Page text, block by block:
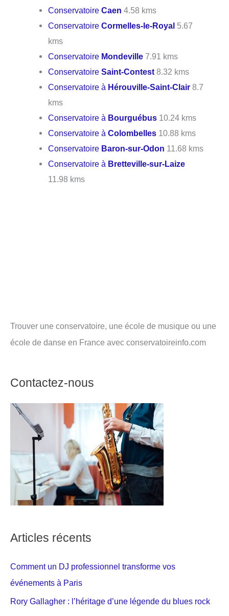
ConservatoireCaen 4.58 kms
ConservatoireCormelles-le-Royal 5.67
kms
Conservatoire Mondeville 7.91 kms
ConservatoireSaint-Contest 8.32 kms
Conservatoire à Hérouville-Saint-Clair 8.7
kms
Conservatoire à Bourguébus 10.24 kms
Conservatoire àColombelles 10.88 kms
Conservatoire Baron-sur-Odon 11.68 kms
Conservatoire à Bretteville-sur-Laize
11.98 kms
Trouver une conservatoire, une école de musique ou une
école de danse en France avec conservatoireinfo.com
Contactez-nous
Articles récents
Comment un DJ professionnel transforme vos
événements à Paris
Rory Gallagher : l’héritage d’une légende du blues rock